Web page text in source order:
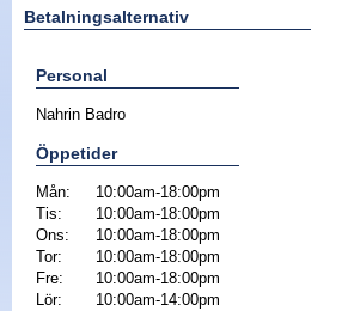
Betalningsalternativ
Personal
Nahrin Badro
Öppetider
Mån:
10:00am-18:00pm
Tis:
10:00am-18:00pm
Ons:
10:00am-18:00pm
Tor:
10:00am-18:00pm
Fre:
10:00am-18:00pm
Lör:
10:00am-14:00pm